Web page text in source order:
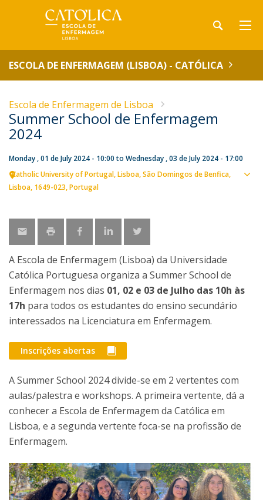
ESCOLA DE ENFERMAGEM (LISBOA) - CATÓLICA
Escola de Enfermagem de Lisboa
Summer School de Enfermagem
2024
Monday , 01 de July 2024 - 10:00to Wednesday , 03 de July 2024 - 17:00
Catholic University of Portugal Lisboa São Domingos de Benfica,
Lisboa 1649-023 Portugal
A Escola de Enfermagem (Lisboa) da Universidade
Católica Portuguesa organiza a Summer School de
Enfermagem nos dias 01, 02 e 03 de Julho das 10h às
17h para todos os estudantes do ensino secundário
interessados na Licenciatura em Enfermagem.
Inscrições abertas
A Summer School 2024 divide-se em 2 vertentes com
aulas/palestra e workshops. A primeira vertente, dá a
conhecer a Escola de Enfermagem da Católica em
Lisboa, e a segunda vertente foca-se na profissão de
Enfermagem.